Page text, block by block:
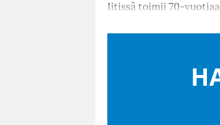
Iitissä toimii 70-